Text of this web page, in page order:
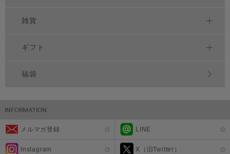
雑貨
ギフト
福袋
メルマガ登録 LINE
Instagram X（旧Twitter）